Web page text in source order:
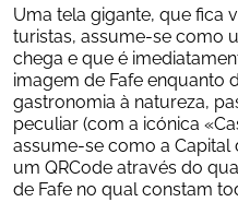
Uma tela gigante, que fica
turistas, assume-se como
chega e que é
imagem de Fafe enquanto
gastronomia à natureza,
peculiar (com a icónica
assume-se como a Capital
um QRCode através do
de Fafe no qual constam